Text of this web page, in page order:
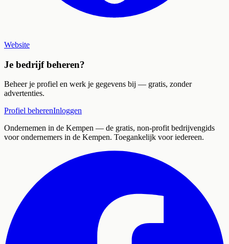
Website
Je bedrijf beheren?
Beheer je profiel en werk je gegevens bij — gratis, zonder
advertenties.
Profiel beherenInloggen
Ondernemen in de Kempen — de gratis, non-profit bedrijvengids
voor ondernemers in de Kempen. Toegankelijk voor iedereen.